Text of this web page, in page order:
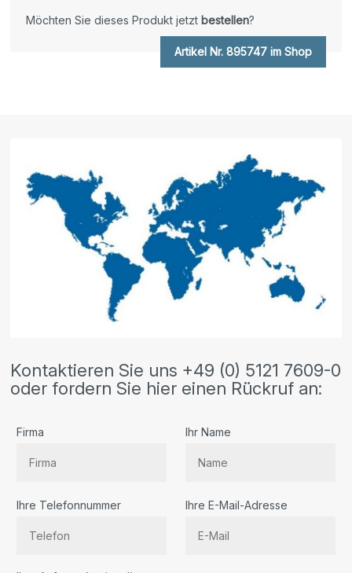
Möchten Sie dieses Produkt jetzt bestellen?
Artikel Nr. 895747 im Shop
Kontaktieren Sie uns +49 (0) 5121 7609-0
oder fordern Sie hier einen Rückruf an:
Firma Ihr Name
Ihre Telefonnummer Ihre E-Mail-Adresse